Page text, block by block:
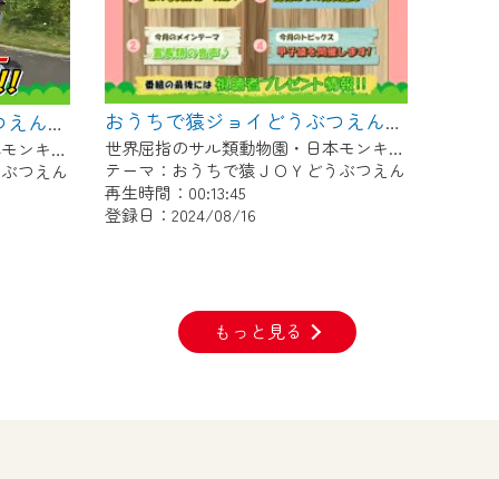
おうちで猿ジョイどうぶつえん～霊長類だけじゃない！？ 夏休みは日本モンキーセンターへ！～（2024年8月16日初回放送）
世界屈指のサル類動物園・日本モンキーセンター協力の親子で学べる動物番組。
つえん
おうちで猿ジョイどうぶつえん～霊長類の音声～（2024年7月16日初回放送）
世界屈指のサル類動物園・日本モンキーセンター協力の親子で学べる動物番組。
テーマ：おうちで猿ＪＯＹどうぶつえん
再生時間：00:13:45
登録日：2024/08/16
もっと見る